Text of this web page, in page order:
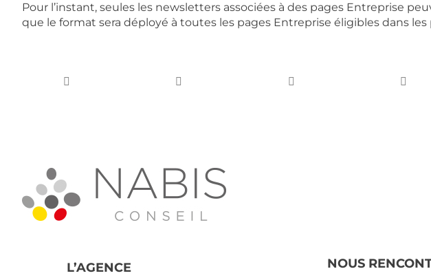
Pour l’instant, seules les newsletters associées à des pages Entreprise
que le format sera déployé à toutes les pages Entreprise éligibles dans les
L’AGENCE NOUS